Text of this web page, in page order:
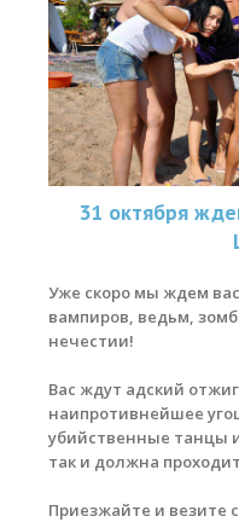
31 октября
Уже скоро мы ждем
вампиров, ведьм,
нечестии!
Вас ждут адский
наипротивнейшее
убийственные танцы
так и должна
Приезжайте и везите